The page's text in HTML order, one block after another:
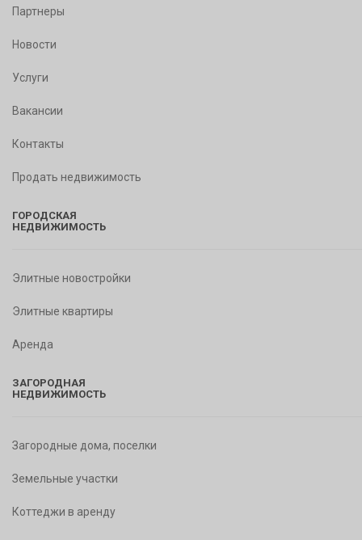
Партнеры
Новости
Услуги
Вакансии
Контакты
Продать недвижимость
ГОРОДСКАЯ
НЕДВИЖИМОСТЬ
Элитные новостройки
Элитные квартиры
Аренда
ЗАГОРОДНАЯ
НЕДВИЖИМОСТЬ
Загородные дома, поселки
Земельные участки
Коттеджи в аренду